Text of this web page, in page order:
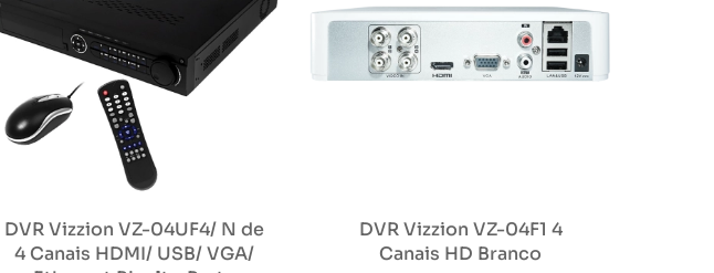
DVR Vizzion VZ-04UF4/ N de
4 Canais HDMI/ USB/ VGA/
DVR Vizzion VZ-04F1 4
Canais HD Branco